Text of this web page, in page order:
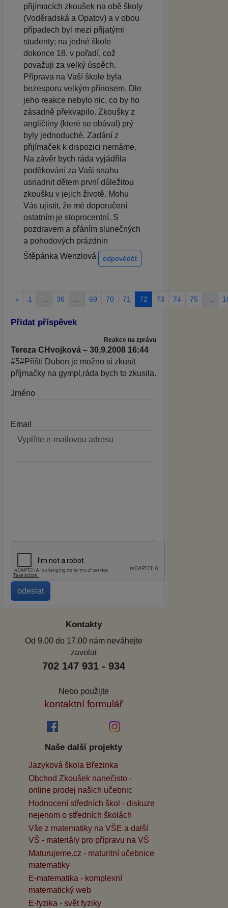
přijímacích zkoušek na obě školy
(Voděradská a Opatov) a v obou
případech byl mezi přijatými
studenty; na jedné škole
dokonce 18. v pořadí, což
považuji za velký úspěch.
Příprava na Vaší škole byla
bezesporu velkým přínosem. Dle
jeho reakce nebylo nic, co by ho
zásadně překvapilo. Zkoušky z
angličtiny (které se obával) prý
byly jednoduché. Zadání z
přijímaček k dispozici nemáme.
Na závěr bych ráda vyjádřila
poděkování za Vaši snahu
usnadnit dětem první důležitou
zkoušku v jejich životě. Mohu
Vás ujistit, že mé doporučení
ostatním je stoprocentní. S
pozdravem a přáním slunečných
a pohodových prázdnin
Štěpánka Wenzlová
odpovědět
« 1 36 69 70 71 72 73 74 75
Přidat příspěvek
Reakce na zprávu
Tereza CHvojková – 30.9.2008 16:44
#5#Příští Duben je možno si zkusit
příjmačky na gympl,ráda bych to zkusila.
Jméno
Email
Kontakty
Od 9.00 do 17.00 nám neváhejte
zavolat
702 147 931 - 934
Nebo použijte
kontaktní formulář
Naše další projekty
Jazyková škola Březinka
Obchod Zkoušek nanečisto -
online prodej našich učebnic
Hodnocení středních škol - diskuze
nejenom o středních školách
Vše z matematiky na VŠE a další
VŠ - materiály pro přípravu na VŠ
Maturujeme.cz - maturitní učebnice
matematiky
E-matematika - komplexní
matematický web
E-fyzika - svět fyziky